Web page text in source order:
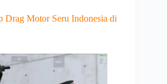
Drag Motor Seru Indonesia di